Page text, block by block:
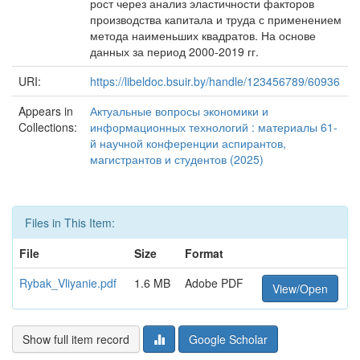
рост через анализ эластичности факторов
производства капитала и труда с применением
метода наименьших квадратов. На основе
данных за период 2000-2019 гг.
URI:
https://libeldoc.bsuir.by/handle/123456789/60936
Appears in
Collections:
Актуальные вопросы экономики и
информационных технологий : материалы 61-
й научной конференции аспирантов,
магистрантов и студентов (2025)
Files in This Item:
File
Size
Format
Rybak_Vliyanie.pdf
1.6 MB Adobe PDF View/Open
Show full item record Google Scholar